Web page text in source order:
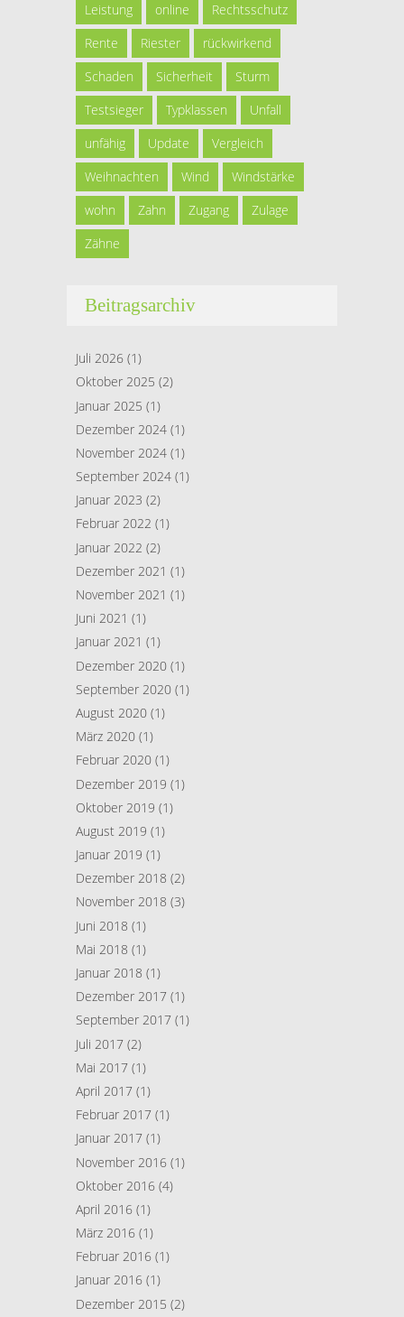
Leistung online
Rechtsschutz
Rente
Riester
rückwirkend
Schaden
Sicherheit
Sturm
Testsieger
Typklassen
Unfall
unfähig
Update
Vergleich
Weihnachten
Wind
Windstärke
wohn
Zahn Zugang
Zulage
Zähne
Beitragsarchiv
Juli 2026 (1)
Oktober 2025 (2)
Januar 2025 (1)
Dezember 2024 (1)
November 2024 (1)
September 2024 (1)
Januar 2023 (2)
Februar 2022 (1)
Januar 2022 (2)
Dezember 2021 (1)
November 2021 (1)
Juni 2021 (1)
Januar 2021 (1)
Dezember 2020 (1)
September 2020 (1)
August 2020 (1)
März 2020 (1)
Februar 2020 (1)
Dezember 2019 (1)
Oktober 2019 (1)
August 2019 (1)
Januar 2019 (1)
Dezember 2018 (2)
November 2018 (3)
Juni 2018 (1)
Mai 2018 (1)
Januar 2018 (1)
Dezember 2017 (1)
September 2017 (1)
Juli 2017 (2)
Mai 2017 (1)
April 2017 (1)
Februar 2017 (1)
Januar 2017 (1)
November 2016 (1)
Oktober 2016 (4)
April 2016 (1)
März 2016 (1)
Februar 2016 (1)
Januar 2016 (1)
Dezember 2015 (2)